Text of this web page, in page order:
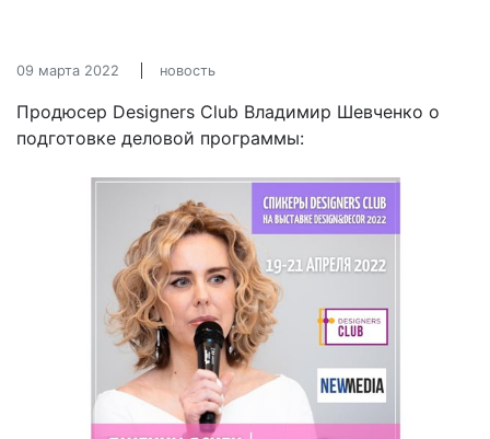
09 марта 2022 новость
Продюсер Designers Club Владимир Шевченко о
подготовке деловой программы: